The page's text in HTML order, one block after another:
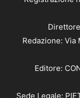
Redazione: Via
Editore:
Sede Legale: